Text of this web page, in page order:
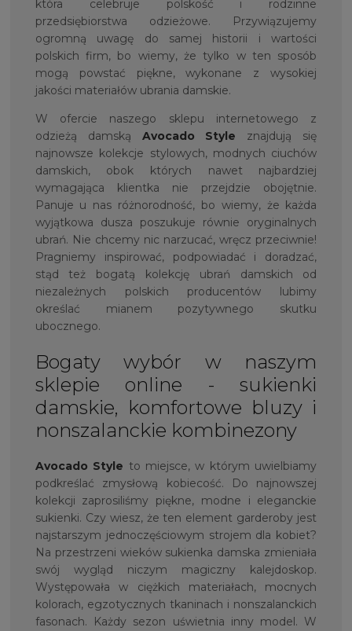
która celebruje polskość i rodzinne
przedsiębiorstwa odzieżowe. Przywiązujemy
ogromną uwagę do samej historii i wartości
polskich firm, bo wiemy, że tylko w ten sposób
mogą powstać piękne, wykonane z wysokiej
jakości materiałów ubrania damskie.
W ofercie naszego sklepu internetowego z
odzieżą damską Avocado Style znajdują się
najnowsze kolekcje stylowych, modnych ciuchów
damskich, obok których nawet najbardziej
wymagająca klientka nie przejdzie obojętnie.
Panuje u nas różnorodność, bo wiemy, że każda
wyjątkowa dusza poszukuje równie oryginalnych
ubrań. Nie chcemy nic narzucać, wręcz przeciwnie!
Pragniemy inspirować, podpowiadać i doradzać,
stąd też bogatą kolekcję ubrań damskich od
niezależnych polskich producentów lubimy
określać mianem pozytywnego skutku
ubocznego.
Bogaty wybór w naszym
sklepie online - sukienki
damskie, komfortowe bluzy i
nonszalanckie kombinezony
Avocado Style to miejsce, w którym uwielbiamy
podkreślać zmysłową kobiecość. Do najnowszej
kolekcji zaprosiliśmy piękne, modne i eleganckie
sukienki. Czy wiesz, że ten element garderoby jest
najstarszym jednoczęściowym strojem dla kobiet?
Na przestrzeni wieków sukienka damska zmieniała
swój wygląd niczym magiczny kalejdoskop.
Występowała w ciężkich materiałach, mocnych
kolorach, egzotycznych tkaninach i nonszalanckich
fasonach. Każdy sezon uświetnia inny model. W